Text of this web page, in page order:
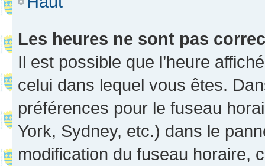
Les heures ne sont pas
Il est possible que l’heure
celui dans lequel vous êtes.
préférences pour le fuseau
York, Sydney, etc.) dans le
modification du fuseau horaire,